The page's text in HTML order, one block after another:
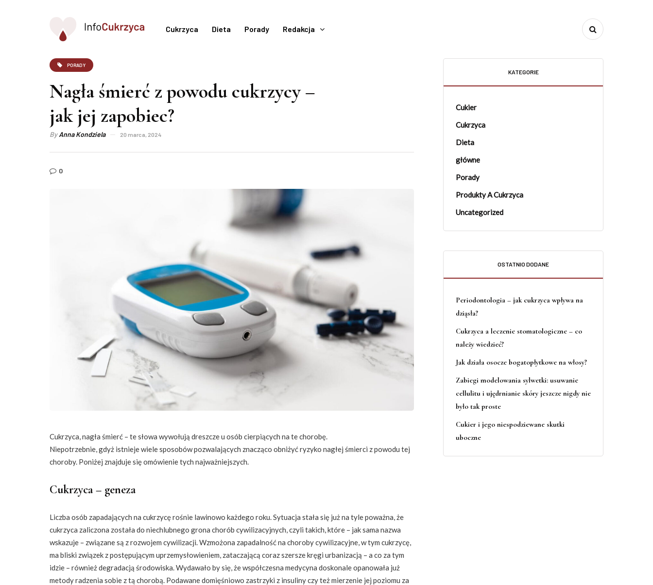
Cukrzyca Dieta Porady Redakcja
PORADY
Nagła śmierć z powodu cukrzycy –
jak jej zapobiec?
ByAnna Kondziela 20 marca, 2024
0
Cukrzyca, nagła śmierć – te słowa wywołują dreszcze u osób cierpiących na te chorobę.
Niepotrzebnie, gdyż istnieje wiele sposobów pozwalających znacząco obniżyć ryzyko nagłej śmierci z powodu tej
choroby. Poniżej znajduje się omówienie tych najważniejszych.
Cukrzyca – geneza
Liczba osób zapadających na cukrzycę rośnie lawinowo każdego roku. Sytuacja stała się już na tyle poważna, że
cukrzyca zaliczona została do niechlubnego grona chorób cywilizacyjnych, czyli takich, które – jak sama nazwa
wskazuje – związane są z rozwojem cywilizacji. Wzmożona zapadalność na choroby cywilizacyjne, w tym cukrzycę,
ma bliski związek z postępującym uprzemysłowieniem, zataczającą coraz szersze kręgi urbanizacją – a co za tym
idzie – również degradacją środowiska. Wydawało by się, że współczesna medycyna doskonale opanowała już
metody radzenia sobie z tą chorobą. Podawane domięśniowo zastrzyki z insuliny czy też mierzenie jej poziomu za
KATEGORIE
Cukier
Cukrzyca
Dieta
główne
Porady
Produkty A Cukrzyca
Uncategorized
OSTATNIO DODANE
Periodontologia – jak cukrzyca wpływa na
dziąsła?
Cukrzyca a leczenie stomatologiczne – co
należy wiedzieć?
Jak działa osocze bogatopłytkowe na włosy?
Zabiegi modelowania sylwetki: usuwanie
cellulitu i ujędrnianie skóry jeszcze nigdy nie
było tak proste
Cukier i jego niespodziewane skutki
uboczne